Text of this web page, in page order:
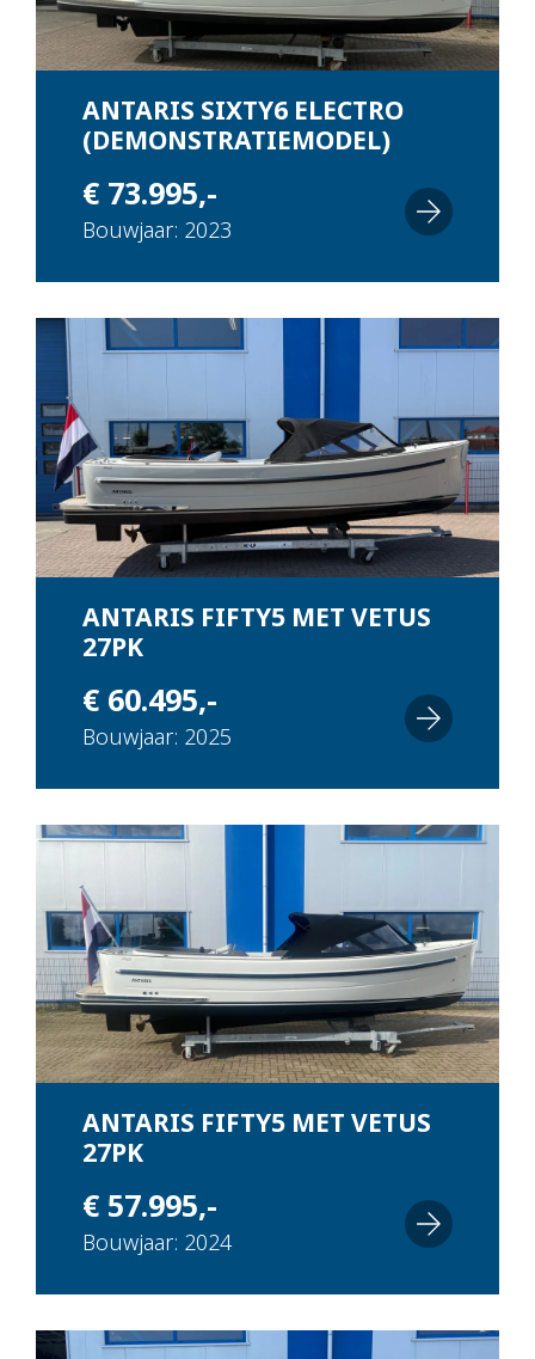
ANTARIS SIXTY6 ELECTRO
(DEMONSTRATIEMODEL)
€ 73.995,-
Bouwjaar: 2023
ANTARIS FIFTY5 MET VETUS
27PK
€ 60.495,-
Bouwjaar: 2025
ANTARIS FIFTY5 MET VETUS
27PK
€ 57.995,-
Bouwjaar: 2024